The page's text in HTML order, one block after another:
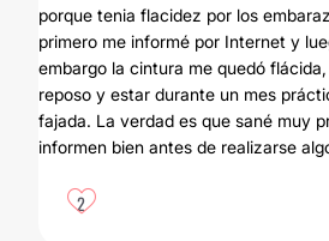
porque tenia flacidez por los
primero me informé por Internet y
embargo la cintura me quedó
reposo y estar durante un mes
fajada. La verdad es que sané muy
informen bien antes de realizarse
2